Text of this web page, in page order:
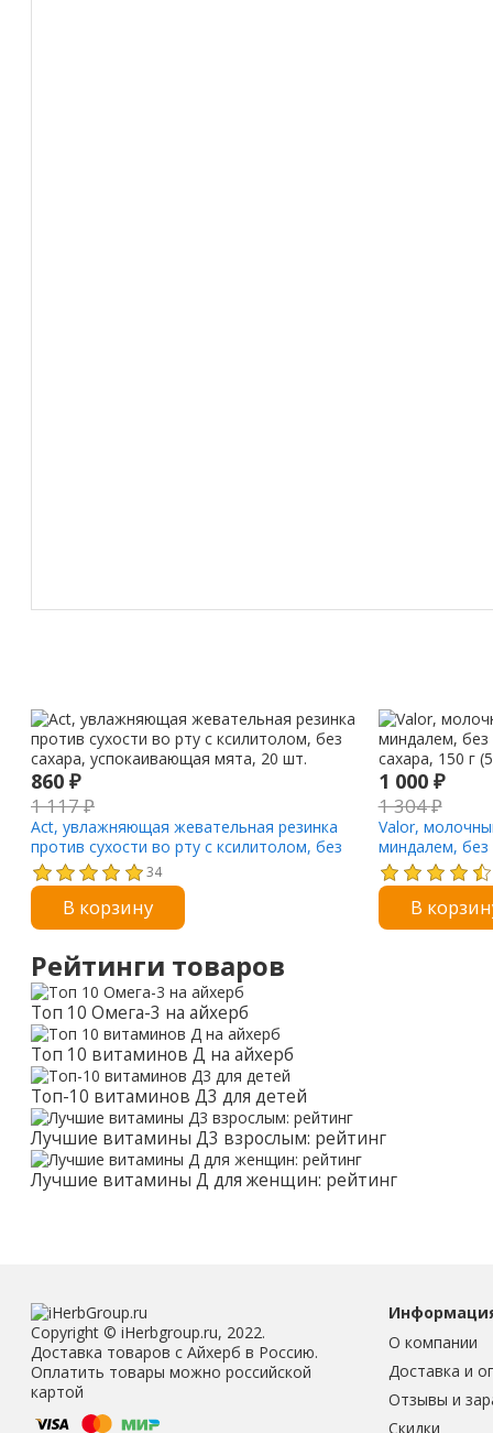
860 ₽
1 117₽
Act, увлажняющая жевательная резинка
против сухости во рту с ксилитолом, без
сахара, успокаивающая мята, 20 шт.
34
В корзину
1 000 ₽
1 304₽
Valor,
миндалем, без
сахара, 150 г
В
Рейтинги товаров
Топ 10 Омега-3 на айхерб
Топ 10 витаминов Д на айхерб
Топ-10 витаминов Д3 для детей
Лучшие витамины Д3 взрослым: рейтинг
Лучшие витамины Д для женщин: рейтинг
Copyright © iHerbgroup.ru, 2022.
Доставка товаров с Айхерб в Россию.
Оплатить товары можно российской
картой
О компании
Доставка и
Отзывы и
Скидки